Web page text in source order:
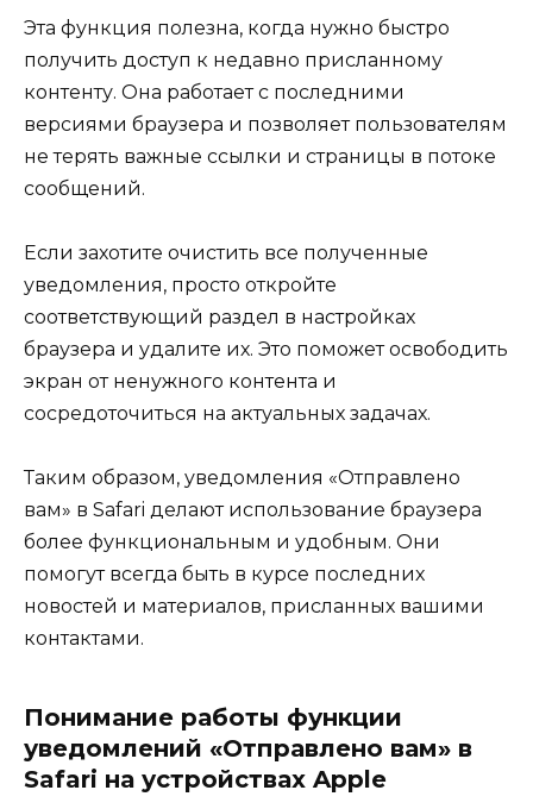
Эта функция полезна, когда нужно быстро
получить доступ к недавно присланному
контенту. Она работает с последними
версиями браузера и позволяет пользователям
не терять важные ссылки и страницы в потоке
сообщений.
Если захотите очистить все полученные
уведомления, просто откройте
соответствующий раздел в настройках
браузера и удалите их. Это поможет освободить
экран от ненужного контента и
сосредоточиться на актуальных задачах.
Таким образом, уведомления «Отправлено
вам» в Safari делают использование браузера
более функциональным и удобным. Они
помогут всегда быть в курсе последних
новостей и материалов, присланных вашими
контактами.
Понимание работы функции
уведомлений «Отправлено вам» в
Safari на устройствах Apple